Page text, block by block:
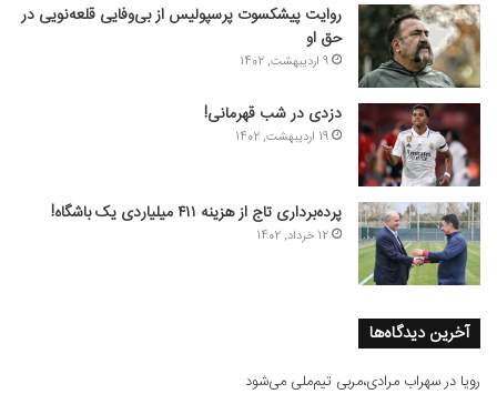
روایت پیشکسوت پرسپولیس از بی‌وفایی قلعه‌نویی در
حق او
9 اردیبهشت, 1402
دزدی در شب قهرمانی!
19 اردیبهشت, 1402
پرده‌برداری تاج از هزینه ۴۱۱ میلیاردی یک باشگاه!
12 خرداد, 1402
آخرین دیدگاه‌ها
رویا درسهراب مرادی،مربی تیم‌ملی می‌شود